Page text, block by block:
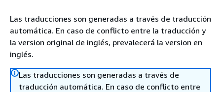
Las traducciones son generadas a través de traducción
automática. En caso de conflicto entre la traducción y
la version original de inglés, prevalecerá la version en
inglés.
Las traducciones son generadas a través de
traducción automática. En caso de conflicto entre